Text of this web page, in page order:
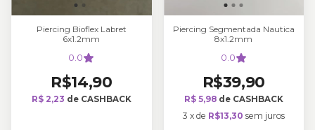
Piercing Bioflex Labret
6x1.2mm
0.0
R$14,90
R$ 2,23 de CASHBACK
Piercing Segmentada Nautica
8x1.2mm
0.0
R$39,90
R$ 5,98de CASHBACK
3 x de R$13,30 sem juros